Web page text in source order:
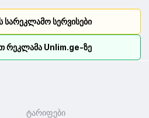
სარეკლამო სერვისები
რეკლამა Unlim.ge-ზე
ტარიფები